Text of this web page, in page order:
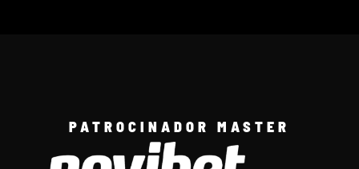
PATROCINADOR MASTER